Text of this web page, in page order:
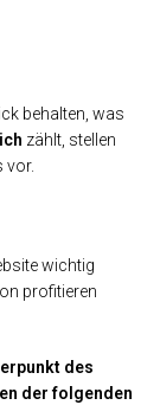
behalten, was
zählt, stellen
vor.
wichtig
profitieren
des
der folgenden